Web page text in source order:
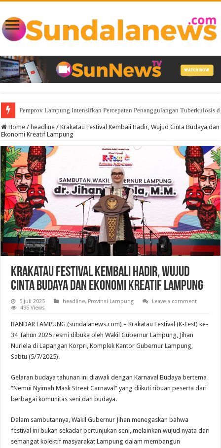
Pemprov Lampung Intensifkan Percepatan Penanggulangan Tuberkulosis
Home / headline / Krakatau Festival Kembali Hadir, Wujud Cinta Budaya dan
Ekonomi Kreatif Lampung
Krakatau Festival Kembali Hadir, Wujud
Cinta Budaya dan Ekonomi Kreatif Lampung
5 Juli 2025 headline, Provinsi Lampung
Leave a comment
496 Views
BANDAR LAMPUNG (sundalanews.com) – Krakatau Festival (K-Fest) ke-
34 Tahun 2025 resmi dibuka oleh Wakil Gubernur Lampung, Jihan
Nurlela di Lapangan Korpri, Komplek Kantor Gubernur Lampung,
Sabtu (5/7/2025).
Gelaran budaya tahunan ini diawali dengan Karnaval Budaya bertema
“Nemui Nyimah Mask Street Carnaval” yang diikuti ribuan peserta dari
berbagai komunitas seni dan budaya.
Dalam sambutannya, Wakil Gubernur Jihan menegaskan bahwa
festival ini bukan sekadar pertunjukan seni, melainkan wujud nyata dari
semangat kolektif masyarakat Lampung dalam membangun